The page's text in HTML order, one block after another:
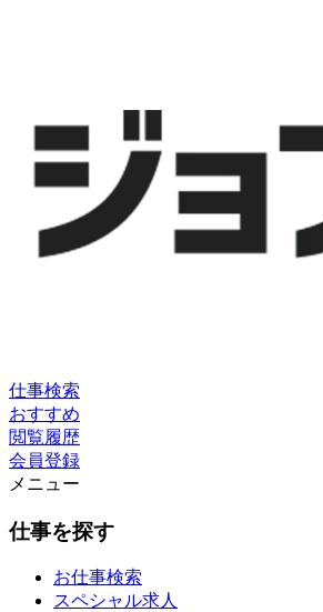
仕事検索
おすすめ
閲覧履歴
会員登録
メニュー
仕事を探す
お仕事検索
スペシャル求人